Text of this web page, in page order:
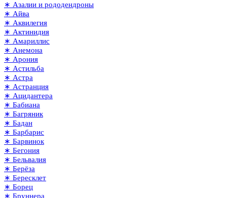
∗ Азалии и рододендроны
∗ Айва
∗ Аквилегия
∗ Актинидия
∗ Амариллис
∗ Анемона
∗ Арония
∗ Астильба
∗ Астра
∗ Астранция
∗ Ацидантера
∗ Бабиана
∗ Багряник
∗ Бадан
∗ Барбарис
∗ Барвинок
∗ Бегония
∗ Бельвалия
∗ Берёза
∗ Бересклет
∗ Борец
∗ Бруннера